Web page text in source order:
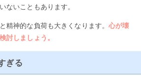
ないこともあります。
精神的な負荷も大きくなります。心が壊
討しましょう。
ぎる